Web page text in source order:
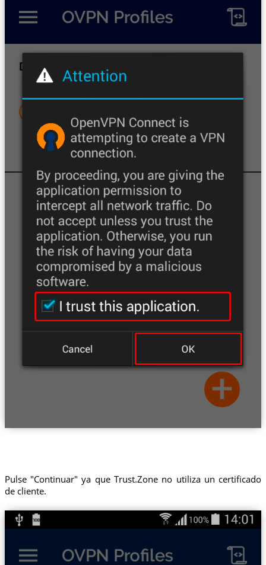
Pulse "Continuar" ya que Trust.Zone no utiliza un certificado
de cliente.